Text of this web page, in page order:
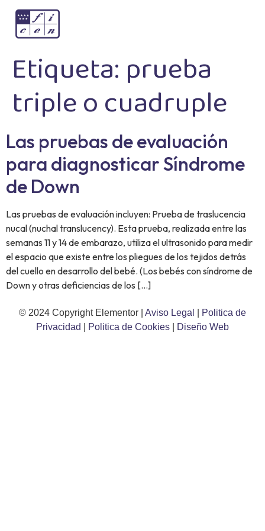
Etiqueta: prueba
triple o cuadruple
Las pruebas de evaluación
para diagnosticar Síndrome
de Down
Las pruebas de evaluación incluyen: Prueba de traslucencia
nucal (nuchal translucency). Esta prueba, realizada entre las
semanas 11 y 14 de embarazo, utiliza el ultrasonido para medir
el espacio que existe entre los pliegues de los tejidos detrás
del cuello en desarrollo del bebé. (Los bebés con síndrome de
Down y otras deficiencias de los […]
© 2024 Copyright Elementor | Aviso Legal
Politica de
Privacidad
Politica de Cookies Diseño Web